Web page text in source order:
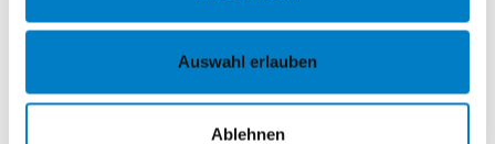
Auswahl erlauben
Ablehnen
Quelle: Institut für Fischerei